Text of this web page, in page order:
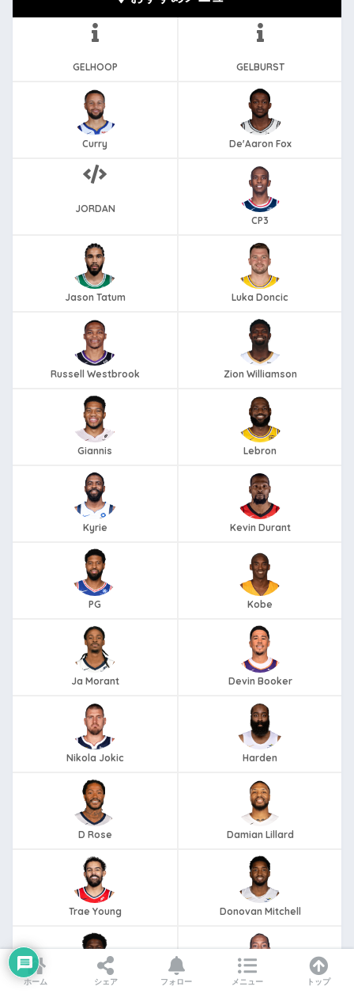
GELHOOP GELBURST
Curry De'Aaron Fox
JORDAN
CP3
Jason Tatum Luka Doncic
Russell Westbrook Zion Williamson
Giannis Lebron
Kyrie Kevin Durant
PG Kobe
Ja Morant Devin Booker
Nikola Jokic Harden
D Rose Damian Lillard
Trae Young Donovan Mitchell
Anthony Edwards Kawhi Leonard
ホーム シェア フォロー メニュー トップ